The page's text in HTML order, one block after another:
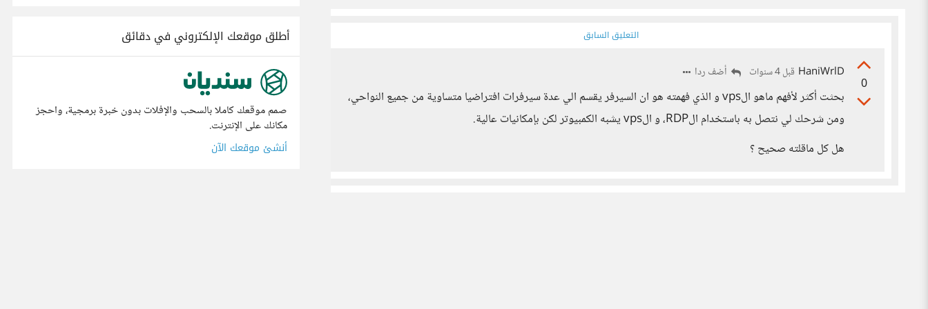
التعليق السابق
0
HaniWrlD قبل 4 سنوات أضف ردا
بحثت أكثر لأفهم ماهو الvps و الذي فهمته هو ان السيرفر يقسم الي عدة سيرفرات افتراضيا متساوية من جميع النواحي،
ومن شرحك لي نتصل به باستخدام الRDP، و الvps يشبه الكمبيوتر لكن بإمكانيات عالية.
هل كل ماقلته صحيح ؟
أطلق موقعك الإلكتروني في دقائق
صمم موقعك كاملا بالسحب والإفلات بدون خبرة برمجية، واحجز
مكانك على الإنترنت.
أنشئ موقعك الآن